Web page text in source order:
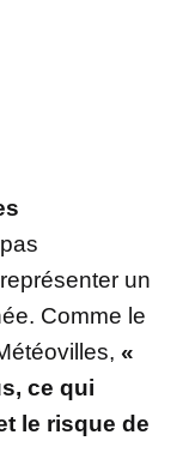
un
Comme le
«
ce qui
le risque de